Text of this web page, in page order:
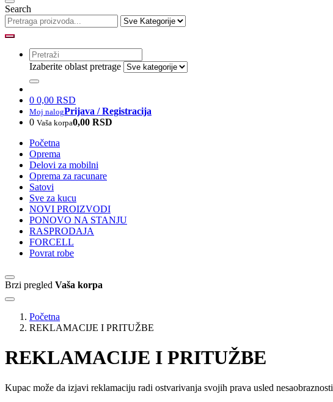
Search
Izaberite oblast pretrage
0 0,00 RSD
Moj nalogPrijava / Registracija
0 Vaša korpa0,00 RSD
Početna
Oprema
Delovi za mobilni
Oprema za racunare
Satovi
Sve za kucu
NOVI PROIZVODI
PONOVO NA STANJU
RASPRODAJA
FORCELL
Povrat robe
Brzi pregled Vaša korpa
Početna
REKLAMACIJE I PRITUŽBE
REKLAMACIJE I PRITUŽBE
Kupac može da izjavi reklamaciju radi ostvarivanja svojih prava usled